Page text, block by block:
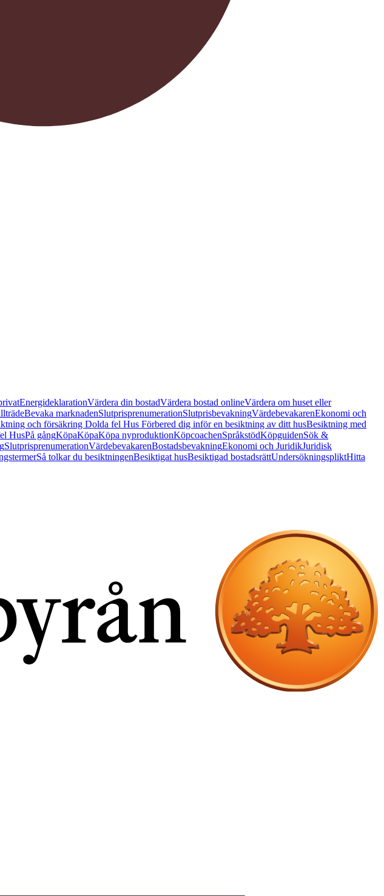
EnergideklarationVärdera din bostadVärdera bostad onlineVärdera om huset eller
Bevaka marknadenSlutprisprenumerationSlutprisbevakningVärdebevakarenEkonomi och
och försäkring Dolda fel Hus Förbered dig inför en besiktning av ditt husBesiktning med
HusPå gångKöpaKöpaKöpa nyproduktionKöpcoachenSpråkstödKöpguidenSök &
SlutprisprenumerationVärdebevakarenBostadsbevakningEkonomi och JuridikJuridisk
Så tolkar du besiktningenBesiktigat husBesiktigad bostadsrättUndersökningspliktHitta